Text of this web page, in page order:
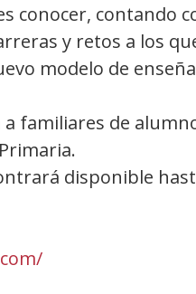
conocer, contando
y retos a los
modelo de
familiares de
disponible